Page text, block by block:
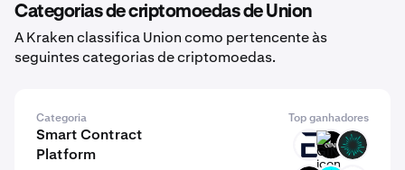
Categorias de criptomoedas de Union
A Kraken classifica Union como pertencente às
seguintes categorias de criptomoedas.
Categoria Top ganhadores
Smart Contract
Platform
EVR GINI BVM